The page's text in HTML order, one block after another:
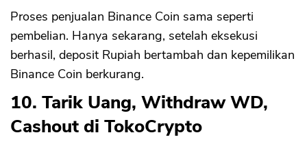
Proses penjualan Binance Coin sama seperti
pembelian. Hanya sekarang, setelah eksekusi
berhasil, deposit Rupiah bertambah dan kepemilikan
Binance Coin berkurang.
10. Tarik Uang, Withdraw WD,
Cashout di TokoCrypto